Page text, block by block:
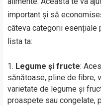
important și să
câteva categorii esențiale
lista ta:
Legume și fructe:
sănătoase, pline de fibre,
varietate de legume și
proaspete sau congelate,